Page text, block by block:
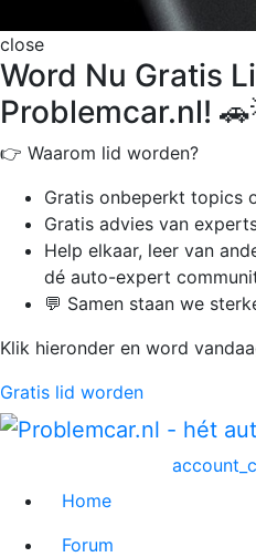
close
Word Nu Gratis
Problemcar.nl!
👉 Waarom lid worden?
Gratis onbeperkt topics
Gratis advies van
Help elkaar, leer van
dé auto-expert
💬 Samen staan we
Klik hieronder en word
Gratis lid worden
Home
Forum